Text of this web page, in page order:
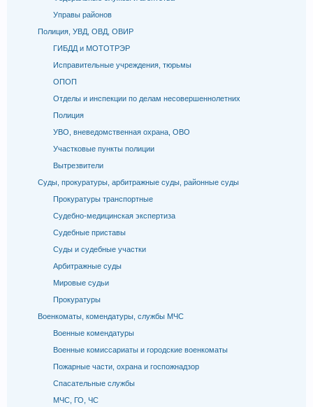
Управы районов
Полиция, УВД, ОВД, ОВИР
ГИБДД и МОТОТРЭР
Исправительные учреждения, тюрьмы
ОПОП
Отделы и инспекции по делам несовершеннолетних
Полиция
УВО, вневедомственная охрана, ОВО
Участковые пункты полиции
Вытрезвители
Суды, прокуратуры, арбитражные суды, районные суды
Прокуратуры транспортные
Судебно-медицинская экспертиза
Судебные приставы
Суды и судебные участки
Арбитражные суды
Мировые судьи
Прокуратуры
Военкоматы, комендатуры, службы МЧС
Военные комендатуры
Военные комиссариаты и городские военкоматы
Пожарные части, охрана и госпожнадзор
Спасательные службы
МЧС, ГО, ЧС